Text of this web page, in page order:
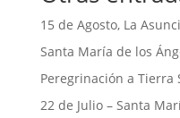
15 de Agosto, La
Santa María de los
Peregrinación a Tierra
22 de Julio – Santa